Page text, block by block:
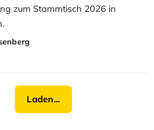
zum Stammtisch 2026 in